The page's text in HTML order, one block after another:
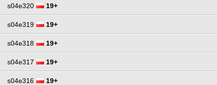
s04e320 19+
s04e319 19+
s04e318 19+
s04e317 19+
s04e316 19+